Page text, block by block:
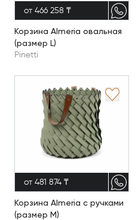
от 466 258 ₸
Корзина Almeria овальная
(размер L)
Pinetti
от 481 874 ₸
Корзина Almeria с ручками
(размер M)